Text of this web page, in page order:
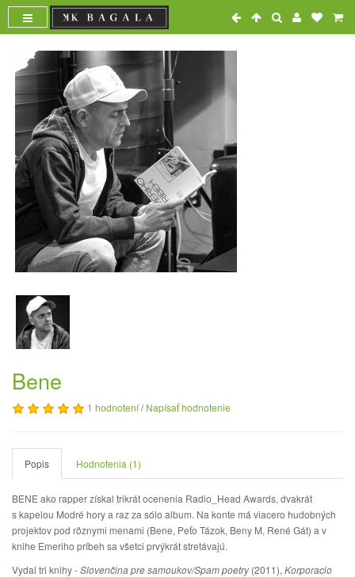
Bene
1 hodnotení/Napísať hodnotenie
Popis Hodnotenia (1)
BENE ako rapper získal trikrát ocenenia Radio_Head Awards, dvakrát
s kapelou Modré hory a raz za sólo album. Na konte má viacero hudobných
projektov pod rôznymi menami (Bene, Peťo Tázok, Beny M, René Gát) a v
knihe Emeriho príbeh sa všetci prvýkrát stretávajú.
Vydal tri knihy -Slovenčina pre samoukov/Spam poetry(2011), Korporacio